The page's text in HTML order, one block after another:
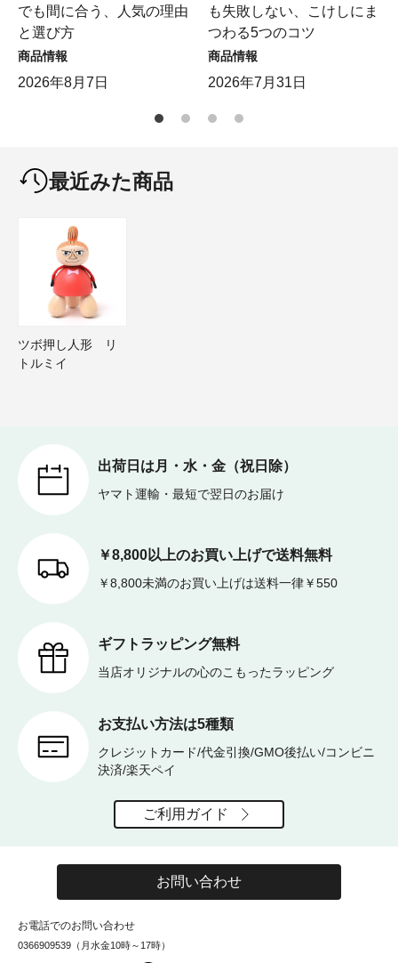
でも間に合う、人気の理由
と選び方
商品情報
2026年8月7日
も失敗しない、こけしにま
つわる5つのコツ
商品情報
2026年7月31日
最近みた商品
ツボ押し人形 リ
トルミイ
出荷日は月・水・金（祝日除）
ヤマト運輸・最短で翌日のお届け
￥8,800以上のお買い上げで送料無料
￥8,800未満のお買い上げは送料一律￥550
ギフトラッピング無料
当店オリジナルの心のこもったラッピング
お支払い方法は5種類
クレジットカード/代金引換/GMO後払い/コンビニ
決済/楽天ペイ
ご利用ガイド
お問い合わせ
お電話でのお問い合わせ
0366909539（月水金10時～17時）